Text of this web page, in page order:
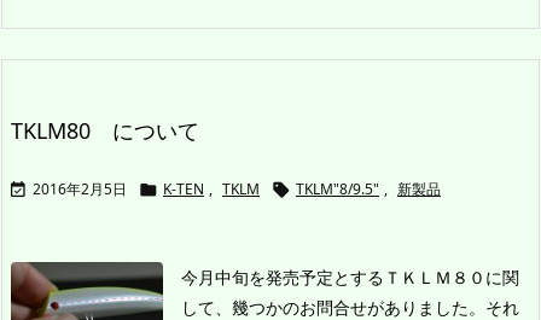
TKLM80 について
 2016年2月5日  K-TEN , TKLM  TKLM"8/9.5" , 新製品
今月中旬を発売予定とするＴＫＬＭ８０に関
して、幾つかのお問合せがありました。それ